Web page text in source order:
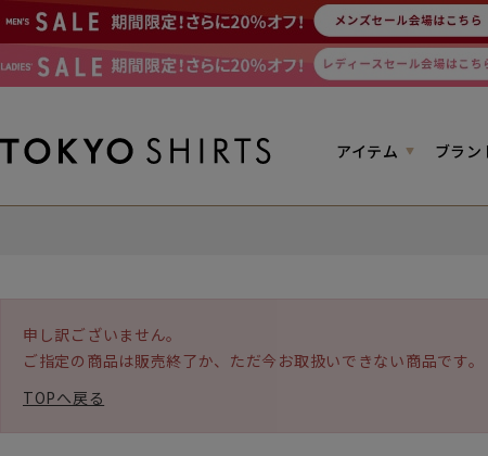
アイテム ブラン
申し訳ございません。
ご指定の商品は販売終了か、ただ今お取扱いできない商品です。
TOPへ戻る